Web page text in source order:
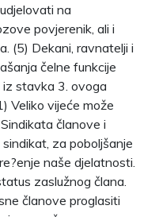
na
povjerenik, ali i
(5) Dekani, ravnatelji i
čelne funkcije
iz stavka 3. ovoga
Veliko vijeće može
članove i
za poboljšanje
naše djelatnosti.
zaslužnog člana.
članove proglasiti